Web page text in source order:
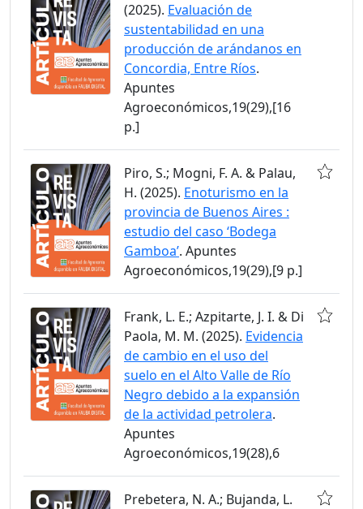
(2025). Evaluación de
sustentabilidad en una
producción de arándanos en
Concordia, Entre Ríos.
Apuntes
Agroeconómicos,19(29),[16
p.]
Piro, S.; Mogni, F. A. & Palau,
H. (2025). Enoturismo en la
provincia de Buenos Aires :
estudio del caso ‘Bodega
Gamboa’. Apuntes
Agroeconómicos,19(29),[9 p.]
Frank, L. E.; Azpitarte, J. I. & Di
Paola, M. M. (2025). Evidencia
de cambio en el uso del
suelo en el Alto Valle de Río
Negro debido a la expansión
de la actividad petrolera.
Apuntes
Agroeconómicos,19(28),6
Prebetera, N. A.; Bujanda, L.